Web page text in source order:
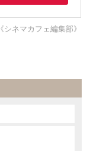
《シネマカフェ編集部》